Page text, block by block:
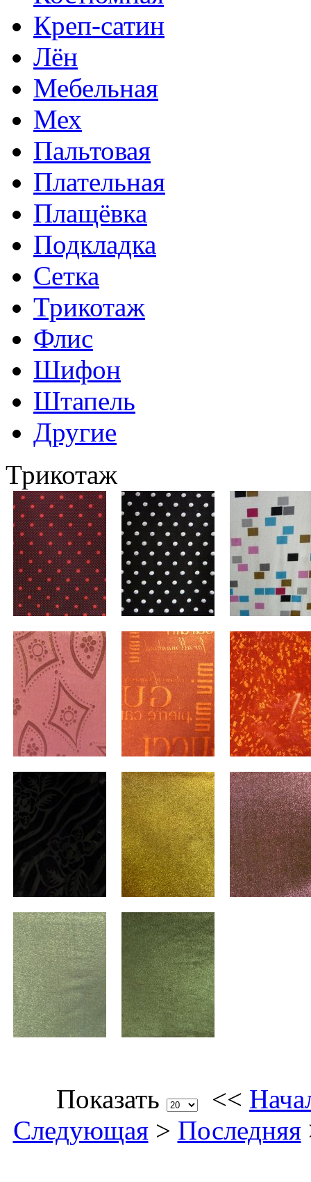
Креп-сатин
Лён
Мебельная
Мех
Пальтовая
Плательная
Плащёвка
Подкладка
Сетка
Трикотаж
Флис
Шифон
Штапель
Другие
Трикотаж
Показать <<
Следующая> Последняя